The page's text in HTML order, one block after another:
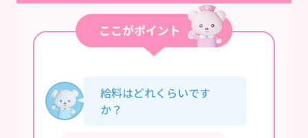
給料はどれくらいです
か？